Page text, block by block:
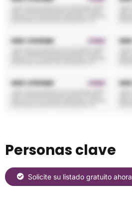
Personas clave
Solicite su listado gratuito ahora